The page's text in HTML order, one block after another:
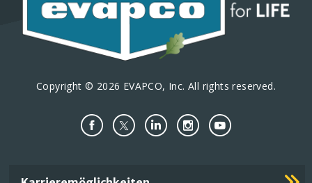
Copyright © 2026 EVAPCO, Inc. All rights reserved.
Important